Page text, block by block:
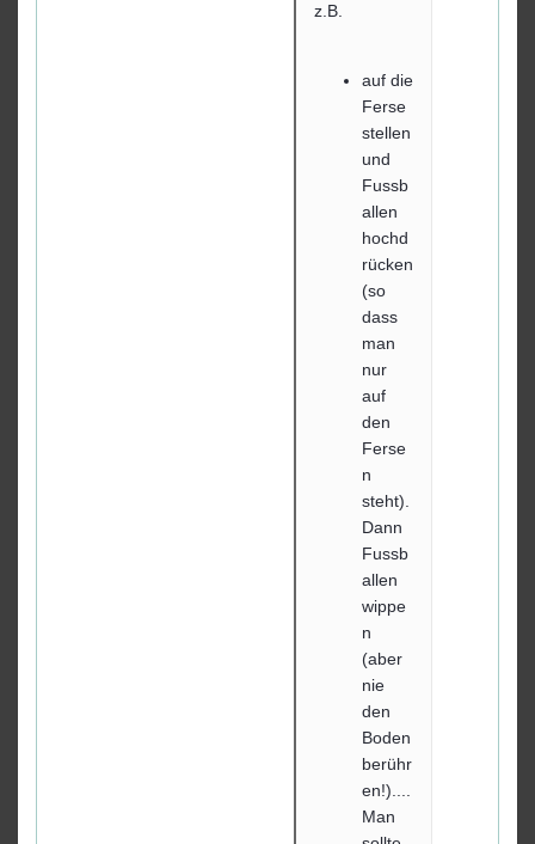
z.B.
auf die
Ferse
stellen
und
Fussb
allen
hochd
rücken
(so
dass
man
nur
auf
den
Ferse
n
steht).
Dann
Fussb
allen
wippe
n
(aber
nie
den
Boden
berühr
en!)....
Man